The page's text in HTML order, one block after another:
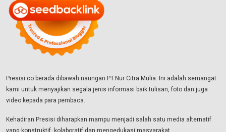
Presisi.co berada dibawah naungan PT.Nur Citra Mulia. Ini adalah semangat
kami untuk menyajikan segala jenis informasi baik tulisan, foto dan juga
video kepada para pembaca.
Kehadiran Presisi diharapkan mampu menjadi salah satu media alternatif
yang konstruktif, kolaboratif dan mengedukasi masyarakat.